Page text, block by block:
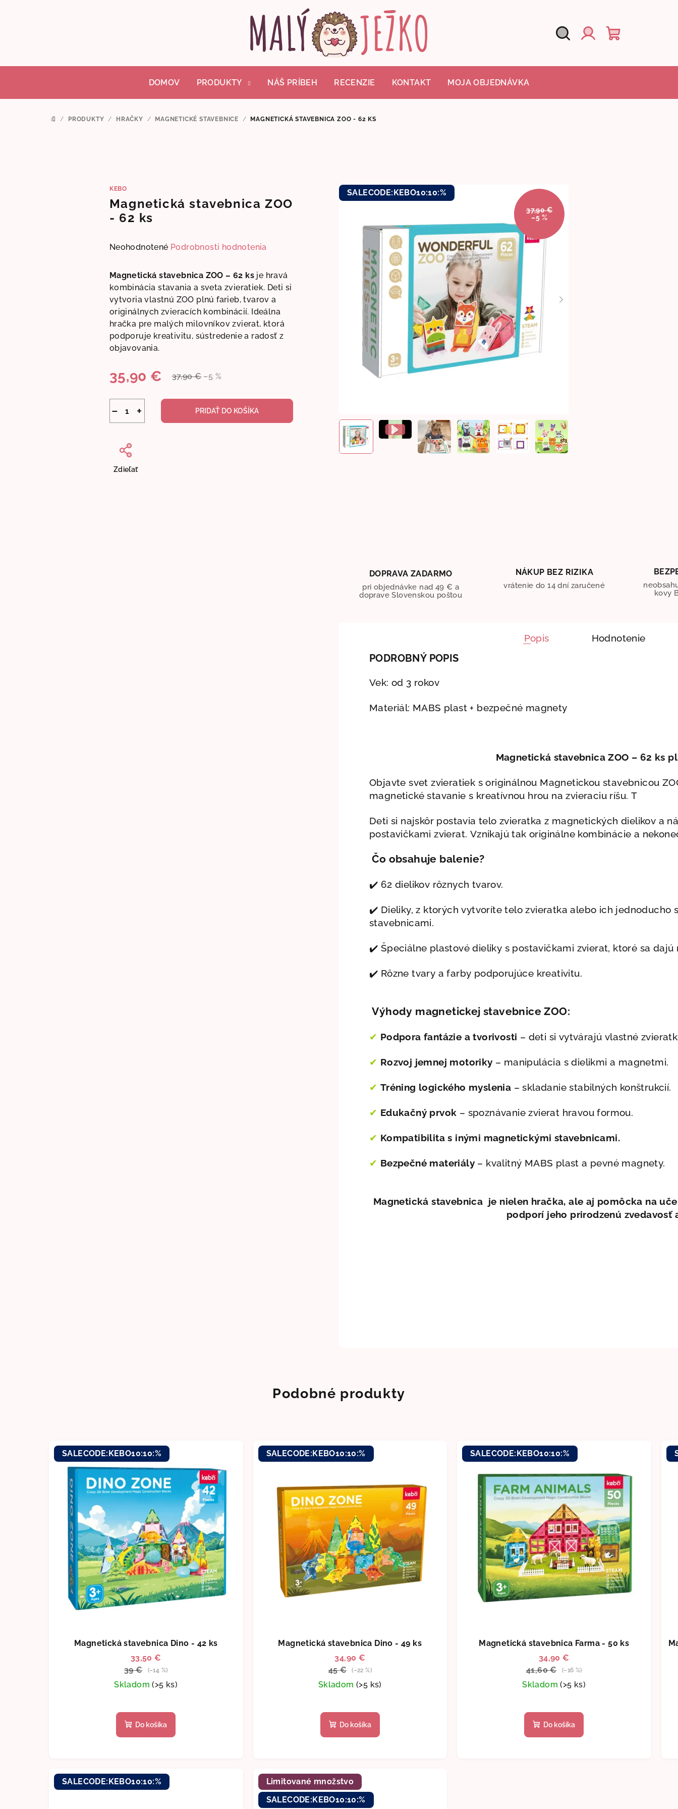
DOMOV PRODUKTY NÁŠ PRÍBEH RECENZIE KONTAKT MOJA OBJEDNÁVKA
DOMOV
/ PRODUKTY / HRAČKY / MAGNETICKÉ STAVEBNICE / MAGNETICKÁ STAVEBNICA ZOO - 62 KS
KEBO
Magnetická stavebnica ZOO
- 62 ks
Priemerné
produktu
je
0,0
5
hviezdičiek.
Neohodnotené Podrobnosti hodnotenia
Magnetická stavebnica ZOO – 62 ks je hravá
kombinácia stavania a sveta zvieratiek. Deti si
vytvoria vlastnú ZOO plnú farieb, tvarov a
originálnych zvieracích kombinácií. Ideálna
hračka pre malých milovníkov zvierat, ktorá
podporuje kreativitu, sústredenie a radosť z
objavovania.
37,90 € –5 %
35,90 €
Jednotková
+
− PRIDAŤ DO KOŠÍKA
Zdieľať
SALECODE:KEBO10:10:%
37,90 €
–5 %
DOPRAVA ZADARMO
pri objednávke nad 49 € a
doprave Slovenskou poštou
NÁKUP BEZ RIZIKA
vrátenie do 14 dní zaručené
kovy
Popis Hodnotenie
PODROBNÝ POPIS
Vek: od 3 rokov
Materiál: MABS plast + bezpečné magnety
Magnetická stavebnica ZOO – 62 ks
Objavte svet zvieratiek s originálnou Magnetickou stavebnicou
magnetické stavanie s kreatívnou hrou na zvieraciu ríšu. T
Deti si najskôr postavia telo zvieratka z magnetických dielikov a
postavičkami zvierat. Vznikajú tak originálne kombinácie a
Čo obsahuje balenie?
✔️ 62 dielikov rôznych tvarov.
✔️ Dieliky, z ktorých vytvoríte telo zvieratka alebo ich jednoducho
stavebnicami.
✔️ Špeciálne plastové dieliky s postavičkami zvierat, ktoré sa dajú
✔️ Rôzne tvary a farby podporujúce kreativitu.
Výhody magnetickej stavebnice ZOO:
✔ Podpora fantázie a tvorivosti – deti si vytvárajú vlastné
✔ Rozvoj jemnej motoriky – manipulácia s dielikmi a magnetmi.
✔ Tréning logického myslenia – skladanie stabilných konštrukcií.
✔ Edukačný prvok – spoznávanie zvierat hravou formou.
✔ Kompatibilita s inými magnetickými stavebnicami.
✔ Bezpečné materiály– kvalitný MABS plast a pevné magnety.
Magnetická stavebnica je nielen hračka, ale aj pomôcka na
podporí jeho prirodzenú zvedavosť
Podobné produkty
SALECODE:KEBO10:10:%
Magnetická stavebnica Dino - 42 ks
33,50 €
39 €
(–14 %)
Skladom(>5 ks)
Do košíka
SALECODE:KEBO10:10:%
Magnetická stavebnica Dino - 49 ks
34,90 €
45 €
(–22 %)
Skladom (>5 ks)
hodnotenie
produktu
je
5
hviezdičiek.
Do košíka
SALECODE:KEBO10:10:%
Magnetická stavebnica Farma - 50 ks
34,90 €
41,60 €
(–16 %)
Skladom(>5 ks)
hodnotenie
produktu
je
Do košíka
SALECODE:KEBO10:10:%
Limitované množstvo
SALECODE:KEBO10:10:%